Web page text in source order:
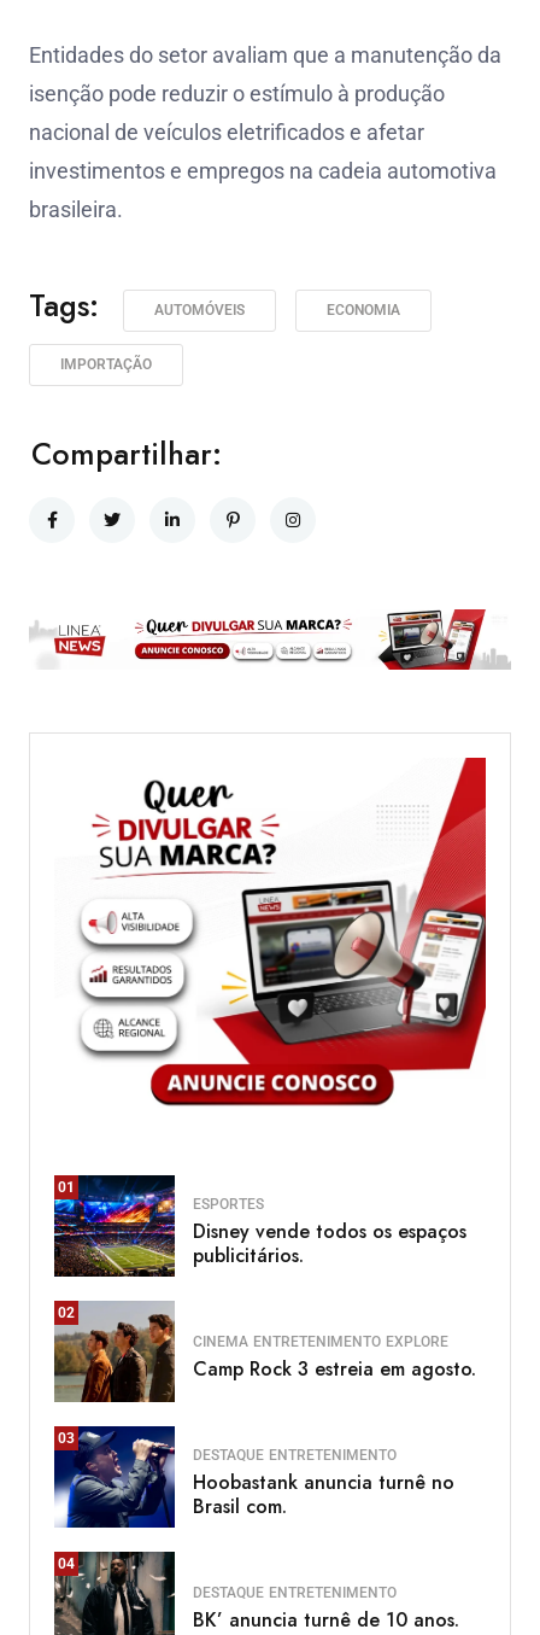
Entidades do setor avaliam que a manutenção da
isenção pode reduzir o estímulo à produção
nacional de veículos eletrificados e afetar
investimentos e empregos na cadeia automotiva
brasileira.
Tags: AUTOMÓVEIS ECONOMIA
IMPORTAÇÃO
Compartilhar:
01
ESPORTES
Disney vende todos os espaços
publicitários.
02
CINEMA ENTRETENIMENTO EXPLORE
Camp Rock 3 estreia em agosto.
03
DESTAQUE ENTRETENIMENTO
Hoobastank anuncia turnê no
Brasil com.
04
DESTAQUE ENTRETENIMENTO
BK’ anuncia turnê de 10 anos.